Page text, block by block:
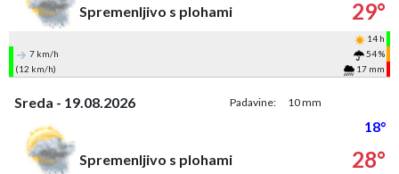
Spremenljivo s plohami
29°
14 h
7 km/h
54 %
(12 km/h)
17 mm
Sreda - 19.08.2026 Padavine: 10 mm
18°
Spremenljivo s plohami
28°